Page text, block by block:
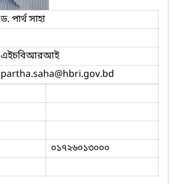
ড. পার্থ সাহা
এইচবিআরআই
partha.saha@hbri.gov.bd
০১৭২৬০১৩০০০